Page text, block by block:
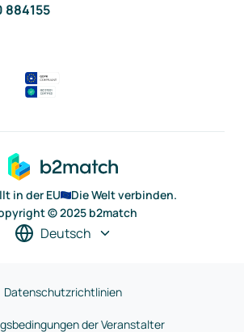
884155
in der EU
Die Welt verbinden.
© 2025 b2match
Deutsch
Datenschutzrichtlinien
der Veranstalter